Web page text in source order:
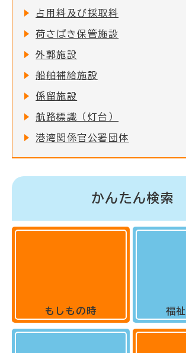
占用料及び採取料
荷さばき保管施設
外郭施設
船舶補給施設
係留施設
航路標識（灯台）
港湾関係官公署団体
かんたん検索
もしもの時 福